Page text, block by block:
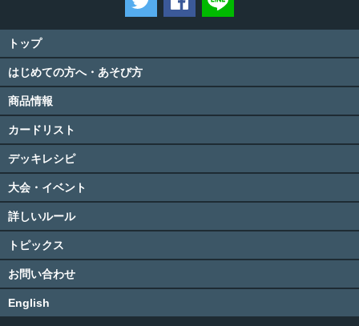
トップ
はじめての方へ・あそび方
商品情報
カードリスト
デッキレシピ
大会・イベント
詳しいルール
トピックス
お問い合わせ
English